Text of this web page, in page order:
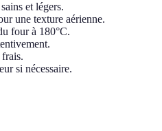
et légers.
une texture aérienne.
four à 180°C.
si nécessaire.